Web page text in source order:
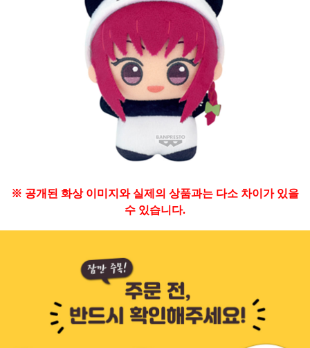
※ 공개된 화상 이미지와 실제의 상품과는 다소 차이가 있을
수 있습니다.